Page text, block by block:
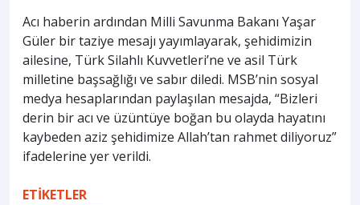
Acı haberin ardından Milli Savunma Bakanı Yaşar
Güler bir taziye mesajı yayımlayarak, şehidimizin
ailesine, Türk Silahlı Kuvvetleri’ne ve asil Türk
milletine başsağlığı ve sabır diledi. MSB’nin sosyal
medya hesaplarından paylaşılan mesajda, “Bizleri
derin bir acı ve üzüntüye boğan bu olayda hayatını
kaybeden aziz şehidimize Allah’tan rahmet diliyoruz”
ifadelerine yer verildi.
ETİKETLER